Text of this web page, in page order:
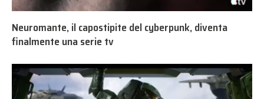
Neuromante, il capostipite del cyberpunk, diventa
finalmente una serie tv